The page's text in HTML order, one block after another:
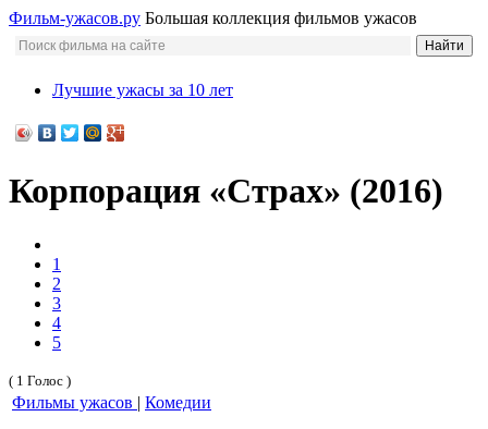
Фильм-ужасов.ру Большая коллекция фильмов ужасов
Лучшие ужасы за 10 лет
Корпорация «Страх» (2016)
1
2
3
4
5
( 1 Голос )
Фильмы ужасов | Комедии